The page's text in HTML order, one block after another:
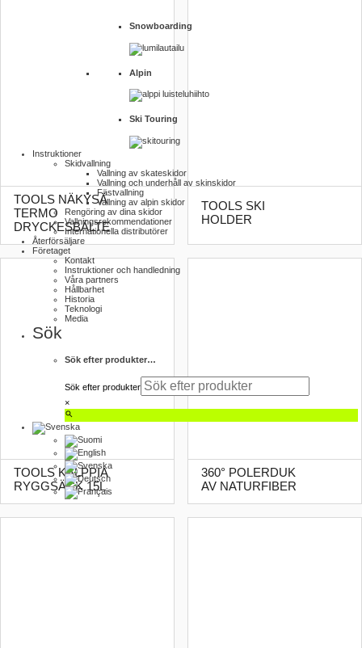
Snowboarding
Alpin
Ski Touring
Instruktioner
Skidvallning
Vallning av skateskidor
Vallning och underhåll av skinskidor
Fästvallning
Vallning av alpin skidor
Rengöring av dina skidor
Vallnings­rekommendationer
Internationella distributörer
Återförsäljare
Företaget
Kontakt
Instruktioner och handledning
Våra partners
Hållbarhet
Historia
Teknologi
Media
Sök
Sök efter produkter…
Sök efter produkter
×
TOOLS NÄKYSÄ
TERMO
DRYCKESBÄLTE
TOOLS SKI
HOLDER
TOOLS KALPPIA
RYGGSÄCK 15L
360° POLERDUK
AV NATURFIBER